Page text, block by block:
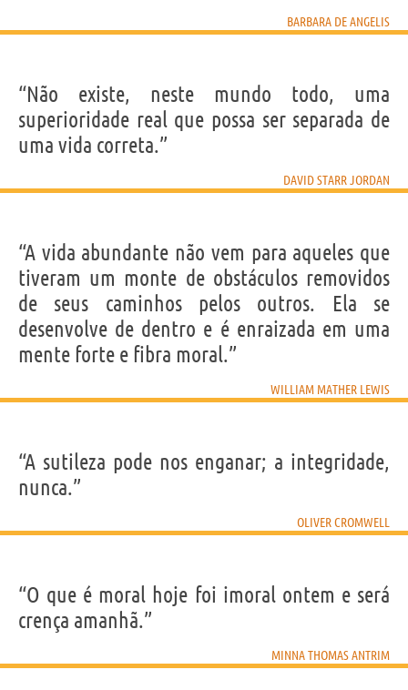
BARBARA DE ANGELIS
“Não existe, neste mundo todo, uma
superioridade real que possa ser separada de
uma vida correta.”
DAVID STARR JORDAN
“A vida abundante não vem para aqueles que
tiveram um monte de obstáculos removidos
de seus caminhos pelos outros. Ela se
desenvolve de dentro e é enraizada em uma
mente forte e fibra moral.”
WILLIAM MATHER LEWIS
“A sutileza pode nos enganar; a integridade,
nunca.”
OLIVER CROMWELL
“O que é moral hoje foi imoral ontem e será
crença amanhã.”
MINNA THOMAS ANTRIM